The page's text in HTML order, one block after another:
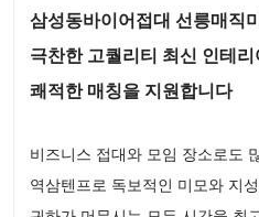
삼성동바이어접대 선릉매직
극찬한 고퀄리티 최신 인테
쾌적한 매칭을 지원합니다
비즈니스 접대와 모임 장소로도
역삼텐프로 독보적인 미모와 지